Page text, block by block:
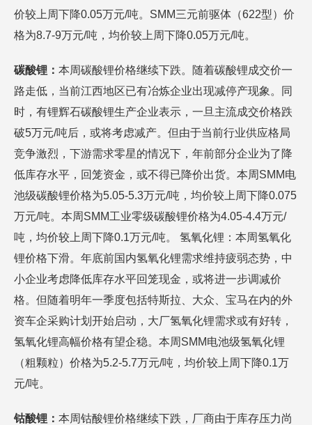
价较上周下降0.05万元/吨。SMM三元前驱体（622型）价
格为8.7-9万元/吨，均价较上周下降0.05万元/吨。
碳酸锂： 本周碳酸锂价格继续下跌。随着碳酸锂成交价一
路走低，当前江西地区已有冶炼企业出现减停产现象。同
时，有锂辉石碳酸锂生产企业表示，一旦主流成交价格跌
破5万元/吨后，或将考虑减产。但由于当前行业供应格局
竞争激烈，下游需求零星的情况下，年前部分企业为了降
低库存水平，回笼资金，或不得已降价出货。本周SMM电
池级碳酸锂价格为5.05-5.3万元/吨，均价较上周下降0.075
万元/吨。本周SMM工业零级碳酸锂价格为4.05-4.4万元/
吨，均价较上周下降0.1万元/吨。 氢氧化锂：本周氢氧化
锂价格下滑。年底前国内氢氧化锂需求维持疲弱态势，中
小企业考虑降低库存水平回笼现金，或将进一步调减价
格。但随着明年一季度包括特斯拉、大众、宝马在内的外
资车企采购计划开始启动，大厂氢氧化锂需求或有好转，
氢氧化锂高幅价格有望企稳。本周SMM电池级氢氧化锂
（粗颗粒）价格为5.2-5.7万元/吨，均价较上周下降0.1万
元/吨。
钴酸锂： 本周钴酸锂价格继续下跌，厂商由于库存压力尚